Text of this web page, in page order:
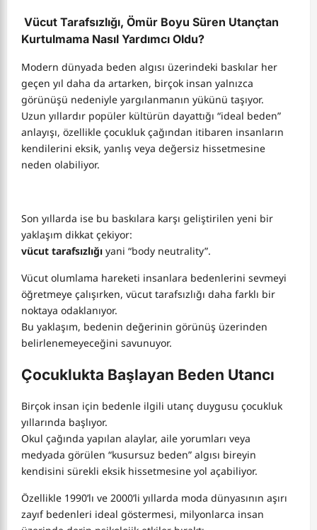
Vücut Tarafsızlığı, Ömür Boyu Süren Utançtan
Kurtulmama Nasıl Yardımcı Oldu?
Modern dünyada beden algısı üzerindeki baskılar her
geçen yıl daha da artarken, birçok insan yalnızca
görünüşü nedeniyle yargılanmanın yükünü taşıyor.
Uzun yıllardır popüler kültürün dayattığı “ideal beden”
anlayışı, özellikle çocukluk çağından itibaren insanların
kendilerini eksik, yanlış veya değersiz hissetmesine
neden olabiliyor.
Son yıllarda ise bu baskılara karşı geliştirilen yeni bir
yaklaşım dikkat çekiyor:
vücut tarafsızlığı yani “body neutrality”.
Vücut olumlama hareketi insanlara bedenlerini sevmeyi
öğretmeye çalışırken, vücut tarafsızlığı daha farklı bir
noktaya odaklanıyor.
Bu yaklaşım, bedenin değerinin görünüş üzerinden
belirlenemeyeceğini savunuyor.
Çocuklukta Başlayan Beden Utancı
Birçok insan için bedenle ilgili utanç duygusu çocukluk
yıllarında başlıyor.
Okul çağında yapılan alaylar, aile yorumları veya
medyada görülen “kusursuz beden” algısı bireyin
kendisini sürekli eksik hissetmesine yol açabiliyor.
Özellikle 1990’lı ve 2000’li yıllarda moda dünyasının aşırı
zayıf bedenleri ideal göstermesi, milyonlarca insan